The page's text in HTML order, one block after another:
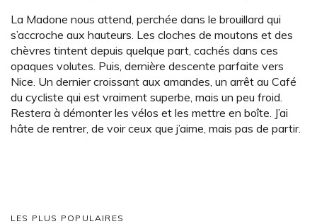
La Madone nous attend, perchée dans le brouillard qui
s’accroche aux hauteurs. Les cloches de moutons et des
chèvres tintent depuis quelque part, cachés dans ces
opaques volutes. Puis, dernière descente parfaite vers
Nice. Un dernier croissant aux amandes, un arrêt au Café
du cycliste qui est vraiment superbe, mais un peu froid.
Restera à démonter les vélos et les mettre en boîte. J’ai
hâte de rentrer, de voir ceux que j’aime, mais pas de partir.
LES PLUS POPULAIRES